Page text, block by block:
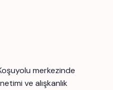
merkezinde
ve alışkanlık